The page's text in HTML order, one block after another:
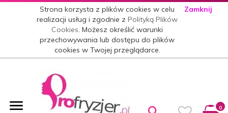
Strona korzysta z plików cookies w celu
realizacji usług i zgodnie zPolityką Plików
Cookies. Możesz określić warunki
przechowywania lub dostępu do plików
cookies w Twojej przeglądarce.
Zamknij
0